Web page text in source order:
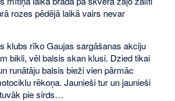
rozes pēdējā laikā vairs nevar
klubs rīko Gaujas sargāšanas akciju
bikli, vēl balsis skan klusi. Dzied tikai
runātāju balsis bieži vien pārmāc
rēkoņa. Jaunieši tur un jaunieši
pie sirds…